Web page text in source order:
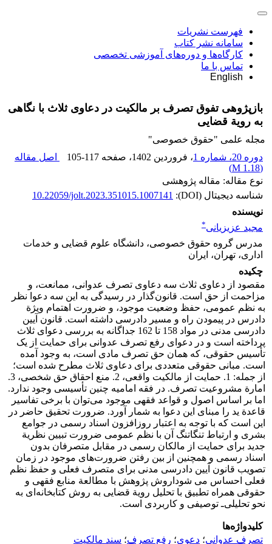
فهرست نشریات
سامانه نشر کتاب
کارگاه‌ها و دوره‌های آموزشی تخصصی
تماس با ما
English
بازپژوهی تفوق تصرف بر مالکیت در دعاوی ثلاث با نگاهی
به رویة قضایی
مجله علمی "حقوق خصوصی"
دوره 20، شماره 1
، فروردین 1402 ، صفحه 105-117
اصل مقاله
(
1.18 M
)
نوع مقاله: مقاله پژوهشی
شناسه دیجیتال (DOI):
10.22059/jolt.2023.351015.1007141
نویسنده
مجید عزیزیانی*
مدرس گروه حقوق خصوصی، دانشگاه علوم قضایی و خدمات
اداری، تهران، ایران
چکیده
مقصود از دعاوی ثلاث سه دعاوی تصرف عدوانی، ممانعت، و
مزاحمت از حق است. قانون‌گذار در رسیدگی به این سه دعوا نظر
به نظم عمومی، حفظ وضعیت موجود، و ضرورت اهتمام ویژة
دادرس در پیمودن راه و مسیر دادرسی داشته است. قانون آیین
دادرسی مدنی در مواد 158 تا 162 جداگانه به بررسی دعوای ثلاث
پرداخته است و در دعوای رفع تصرف عدوانی برای حمایت از یک
تأسیس‌ حقوقی، که همان حق تصرف مادی است، به وجود آمده
است. مبانی حقوقی متعددی برای دعاوی ثلاث مطرح شده است؛
از جمله: 1. حمایت از مالکیت واقعی، 2. منع احقاق حق شخصی، 3.
امارة مشروعیت تصرف. در فقه امامیه چنین تأسیسی وجود ندارد.
اما بر اساس اصول و قواعد فقهی موجود می‌توان با برخی تفاسیر
قاعدة ید را مبنای این دعوا به شمار آورد. ضرورت تحقیق حاضر در
این است که با توجه به اعتبار روزافزون اسناد رسمی در جوامع
بشری و ارتباط تنگاتنگ آن با نظم عمومی ضرورت تبیین نظریة
جدید برای حمایت از مالکان رسمی در مقابل متصرفان بدون
اسناد رسمی و همچنین از بین رفتن ضرورت‌های موجود در زمان
تصویب قانون آیین دادرسی مدنی برای متصرف فعلی و حفظ نظم
فعلی احساس می شوداروش پژوهش با مطالعة منابع فقهی و
حقوقی همراه تطبیق با تحلیل رویة قضایی به روش کتابخانه‌ای به
نحو تحلیلی‌ـ توصیفی و کاربردی است.
کلیدواژه‌ها
تصرف عدوانی؛ دعوی؛ رفع تصرف؛ سند مالکیت